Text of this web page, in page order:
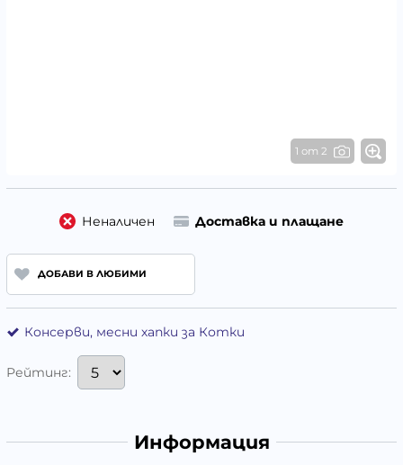
1 от 2
Неналичен Доставка и плащане
ДОБАВИ В ЛЮБИМИ
Консерви, месни хапки за Котки
Рейтинг:
Информация